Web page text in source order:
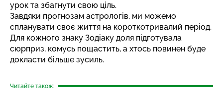
урок та збагнути свою ціль.
Завдяки прогнозам астрологів, ми можемо
спланувати своє життя на короткотривалий період.
Для кожного знаку Зодіаку доля підготувала
сюрприз, комусь пощастить, а хтось повинен буде
докласти більше зусиль.
Читайте також: